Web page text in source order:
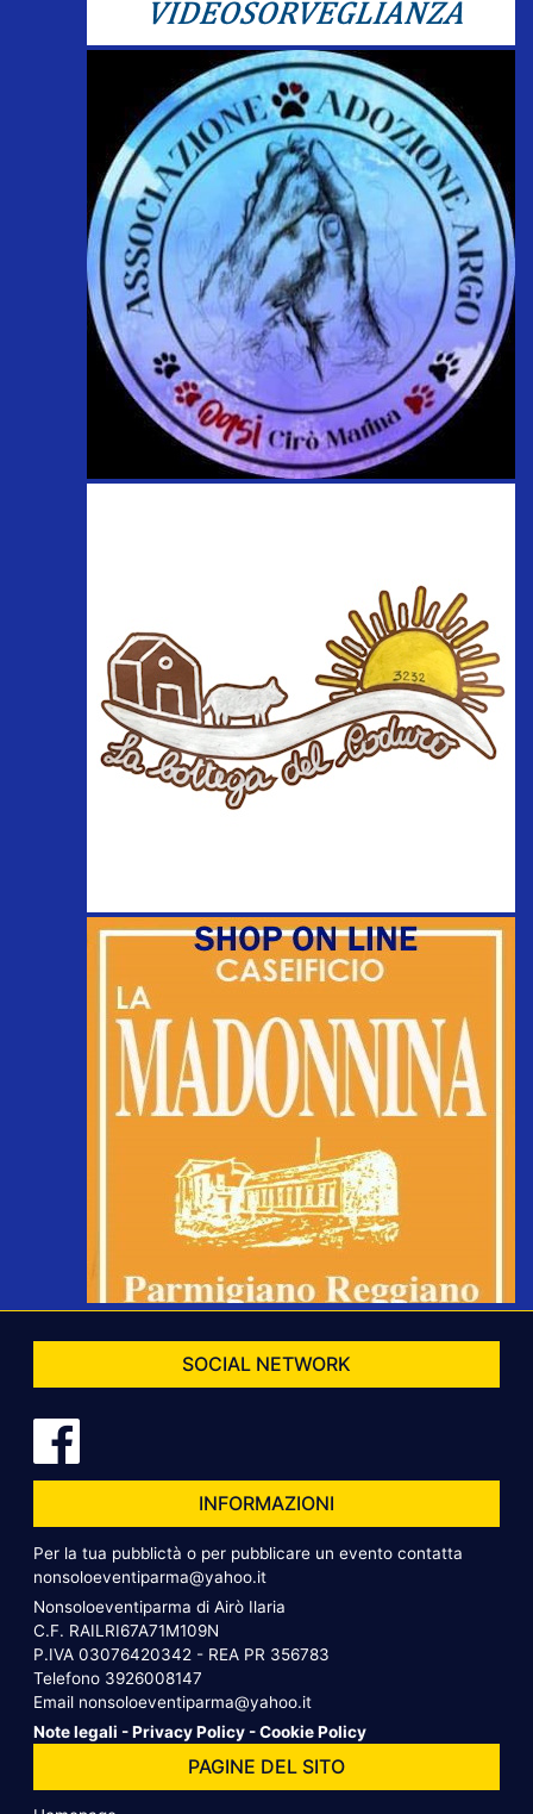
SOCIAL NETWORK
INFORMAZIONI
Per la tua pubblictà o per pubblicare un evento contatta
nonsoloeventiparma@yahoo.it
Nonsoloeventiparma di Airò Ilaria
C.F. RAILRI67A71M109N
P.IVA 03076420342 - REA PR 356783
Telefono 3926008147
Email nonsoloeventiparma@yahoo.it
Note legali -Privacy Policy -Cookie Policy
PAGINE DEL SITO